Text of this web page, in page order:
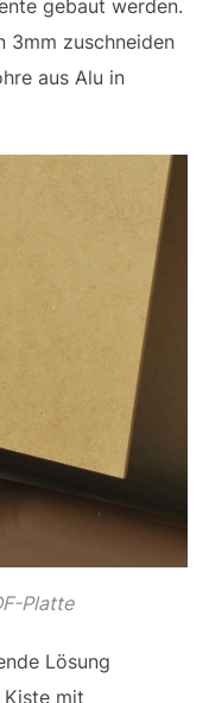
gebaut werden.
3mm zuschneiden
aus Alu in
Platte
Lösung
Kiste mit